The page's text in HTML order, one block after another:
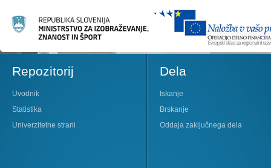
Repozitorij
Uvodnik
Statistika
Univerzitetne strani
Dela
Iskanje
Brskanje
Oddaja zaključnega dela